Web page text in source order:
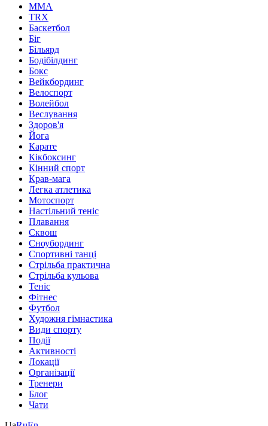
MMA
TRX
Баскетбол
Біг
Більярд
Бодібілдинг
Бокс
Вейкбординг
Велоспорт
Волейбол
Веслування
Здоров'я
Йога
Карате
Кікбоксинг
Кінний спорт
Крав-мага
Легка атлетика
Мотоспорт
Настільний теніс
Плавання
Сквош
Сноубординг
Спортивні танці
Стрільба практична
Стрільба кульова
Теніс
Фітнес
Футбол
Художня гімнастика
Види спорту
Події
Активності
Локації
Організації
Тренери
Блог
Чати